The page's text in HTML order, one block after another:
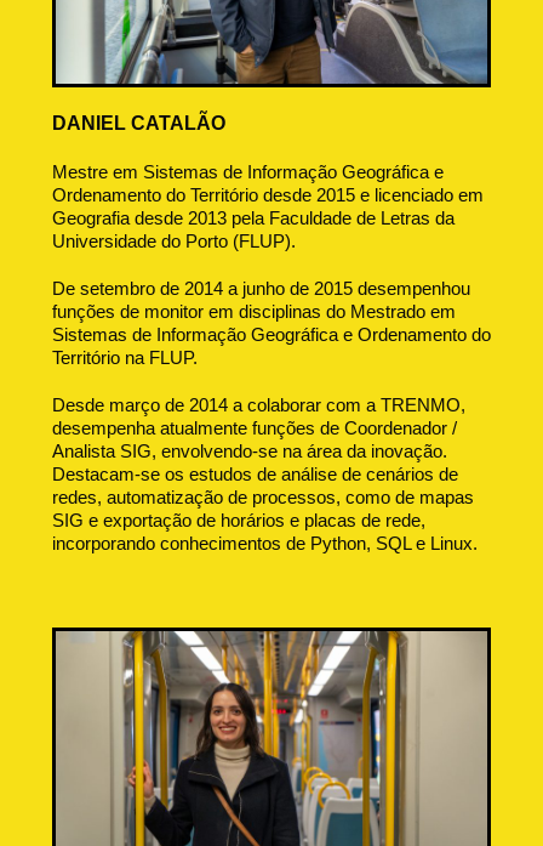
DANIEL CATALÃO
Mestre em Sistemas de Informação Geográfica e
Ordenamento do Território desde 2015 e licenciado em
Geografia desde 2013 pela Faculdade de Letras da
Universidade do Porto (FLUP).
De setembro de 2014 a junho de 2015 desempenhou
funções de monitor em disciplinas do Mestrado em
Sistemas de Informação Geográfica e Ordenamento do
Território na FLUP.
Desde março de 2014 a colaborar com a TRENMO,
desempenha atualmente funções de Coordenador /
Analista SIG, envolvendo-se na área da inovação.
Destacam-se os estudos de análise de cenários de
redes, automatização de processos, como de mapas
SIG e exportação de horários e placas de rede,
incorporando conhecimentos de Python, SQL e Linux.